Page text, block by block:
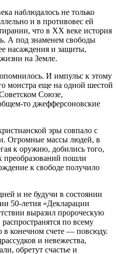
наблюдалось не только
и в противовес ей
что в ХХ веке история
А под знаменем свободы
насаждения и защиты,
на Земле.
И импульс к этому
монстра еще на одной шестой
Союзе,
то джефферсоновские
эры совпало с
Огромные массы людей, в
к оружию, добились того,
преобразований пошли
к свободе получило
и не будучи в состоянии
50-летия «Декларации
выразил пророческую
по всему
в конечном счете — повсюду.
и невежества,
обретут счастье и